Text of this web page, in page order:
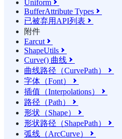
Uniform 
BufferAttribute Types 
已被弃用API列表 
附件
Earcut 
ShapeUtils 
Curve() 曲线 
曲线路径（CurvePath） 
字体（Font） 
插值（Interpolations） 
路径（Path） 
形状（Shape） 
形状路径（ShapePath） 
弧线（ArcCurve） 